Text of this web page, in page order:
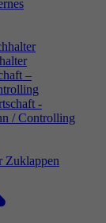
–
-
/ Controlling
Zuklappen